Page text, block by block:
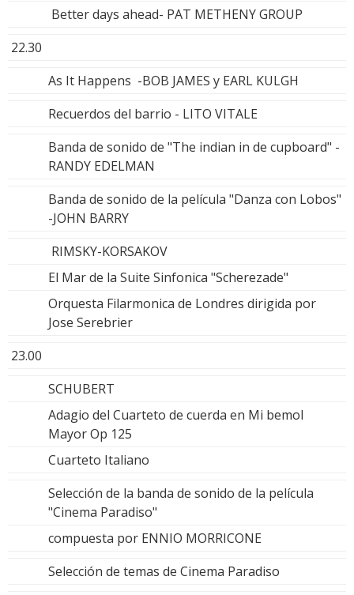
Better days ahead- PAT METHENY GROUP
22.30
As It Happens -BOB JAMES y EARL KULGH
Recuerdos del barrio - LITO VITALE
Banda de sonido de "The indian in de cupboard" -
RANDY EDELMAN
Banda de sonido de la película "Danza con Lobos"
-JOHN BARRY
RIMSKY-KORSAKOV
El Mar de la Suite Sinfonica "Scherezade"
Orquesta Filarmonica de Londres dirigida por
Jose Serebrier
23.00
SCHUBERT
Adagio del Cuarteto de cuerda en Mi bemol
Mayor Op 125
Cuarteto Italiano
Selección de la banda de sonido de la película
"Cinema Paradiso"
compuesta por ENNIO MORRICONE
Selección de temas de Cinema Paradiso